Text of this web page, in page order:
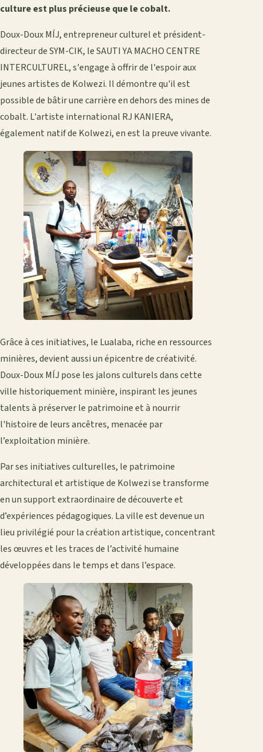
culture est plus précieuse que le cobalt.
Doux-Doux MÍJ, entrepreneur culturel et président-
directeur de SYM-CIK, le SAUTI YA MACHO CENTRE
INTERCULTUREL, s'engage à offrir de l'espoir aux
jeunes artistes de Kolwezi. Il démontre qu'il est
possible de bâtir une carrière en dehors des mines de
cobalt. L'artiste international RJ KANIERA,
également natif de Kolwezi, en est la preuve vivante.
Grâce à ces initiatives, le Lualaba, riche en ressources
minières, devient aussi un épicentre de créativité.
Doux-Doux MÍJ pose les jalons culturels dans cette
ville historiquement minière, inspirant les jeunes
talents à préserver le patrimoine et à nourrir
l'histoire de leurs ancêtres, menacée par
l’exploitation minière.
Par ses initiatives culturelles, le patrimoine
architectural et artistique de Kolwezi se transforme
en un support extraordinaire de découverte et
d’expériences pédagogiques. La ville est devenue un
lieu privilégié pour la création artistique, concentrant
les œuvres et les traces de l’activité humaine
développées dans le temps et dans l’espace.